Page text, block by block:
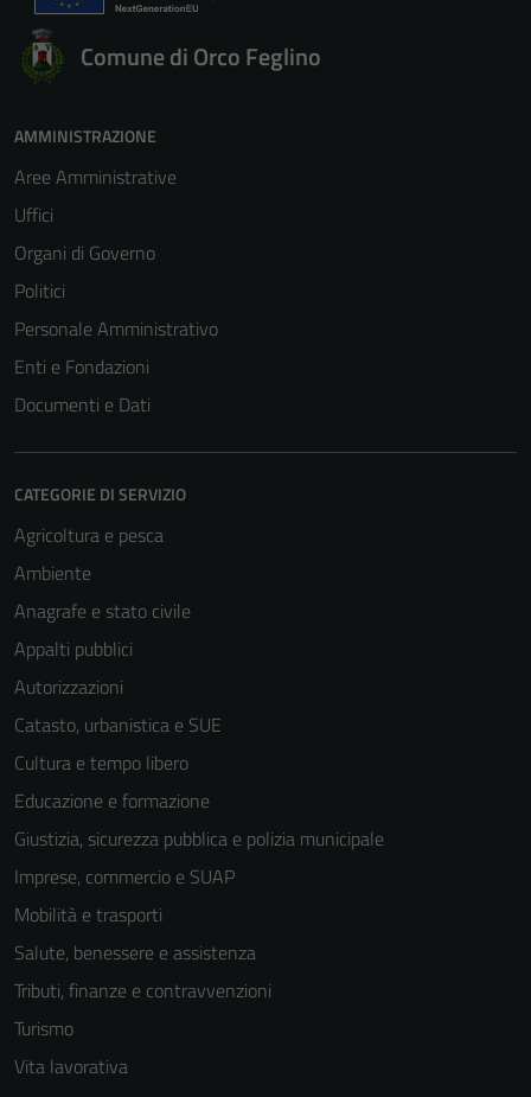
Comune di Orco Feglino
AMMINISTRAZIONE
Aree Amministrative
Uffici
Organi di Governo
Politici
Personale Amministrativo
Enti e Fondazioni
Documenti e Dati
CATEGORIE DI SERVIZIO
Agricoltura e pesca
Ambiente
Anagrafe e stato civile
Appalti pubblici
Autorizzazioni
Catasto, urbanistica e SUE
Cultura e tempo libero
Educazione e formazione
Giustizia, sicurezza pubblica e polizia municipale
Imprese, commercio e SUAP
Mobilità e trasporti
Salute, benessere e assistenza
Tributi, finanze e contravvenzioni
Turismo
Vita lavorativa